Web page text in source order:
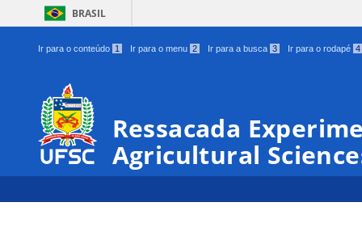
BRASIL
Ir para o conteúdo 1 Ir para o menu 2 Ir para a busca 3 Ir para o rodapé 4
Ressacada
Agricultural